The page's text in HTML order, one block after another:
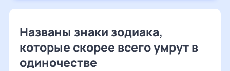
Названы знаки зодиака,
которые скорее всего умрут в
одиночестве